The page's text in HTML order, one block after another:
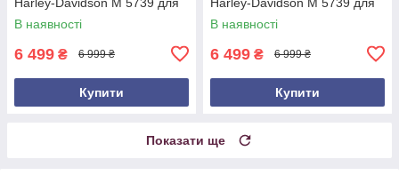
дітей 3-8 років Синій
В наявності
6 499 ₴ 6 999 ₴
Купити
дітей 3-8 років Рожевий
В наявності
6 499 ₴ 6 999 ₴
Купити
Показати ще